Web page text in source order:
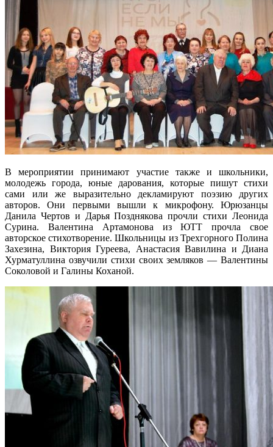
В мероприятии принимают участие также и школьники,
молодежь города, юные дарования, которые пишут стихи
сами или же выразительно декламируют поэзию других
авторов. Они первыми вышли к микрофону. Юрюзанцы
Данила Чертов и Дарья Позднякова прочли стихи Леонида
Сурина. Валентина Артамонова из ЮТТ прочла свое
авторское стихотворение. Школьницы из Трехгорного Полина
Захезина, Виктория Гуреева, Анастасия Вавилина и Диана
Хурматуллина озвучили стихи своих земляков — Валентины
Соколовой и Галины Коханой.